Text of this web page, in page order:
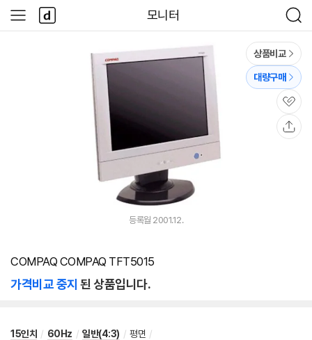
모니터
검
색
사
이
다
나
와
상품비교
대량구매
관
심
등록월 2001.12.
COMPAQ COMPAQ TFT5015
가격비교 중지 된 상품입니다.
15인치 / 60Hz / 일반(4:3) / 평면 /